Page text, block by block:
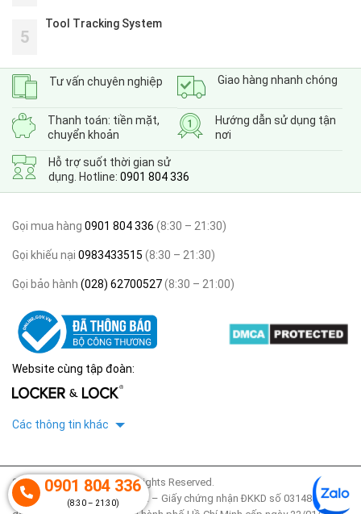
5
Tool Tracking System
Tư vấn chuyên nghiệp Giao hàng nhanh chóng
Thanh toán: tiền mặt,
chuyển khoản
Hướng dẫn sử dụng tận
nơi
Hỗ trợ suốt thời gian sử
dụng. Hotline: 0901 804 336
Gọi mua hàng 0901 804 336 (8:30 – 21:30)
Gọi khiếu nại 0983433515 (8:30 – 21:30)
Gọi bảo hành (028) 62700527(8:30 – 21:00)
Website cùng tập đoàn:
Các thông tin khác
2020 © thegioitulocker. All Rights Reserved.
Công ty TNHH Locker & Lock – Giấy chứng nhận ĐKKD số 0314853425
0901 804 336
(8:30 – 21:30)